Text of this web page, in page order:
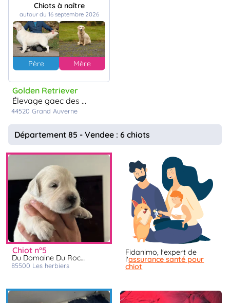
Chiots à naître
autour du 16 septembre 2026
Père Mère
Golden Retriever
élevage gaec des perrons
44520 Grand Auverne
Département 85 - Vendee : 6 chiots
chiot n°5
Du Domaine Du Rochereau
85500 les herbiers
Fidanimo, l'expert de
l'assurance santé pour
chiot